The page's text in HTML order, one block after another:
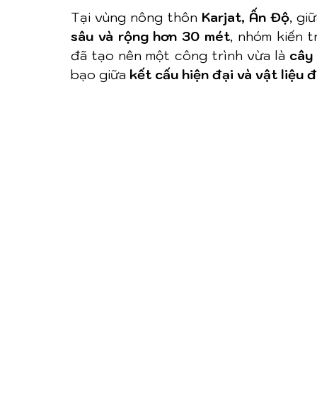
Tại vùng nông thôn Karjat, Ấn Độ,
sâu và rộng hơn 30 mét, nhóm kiến
đã tạo nên một công trình vừa là cây
bạo giữa kết cấu hiện đại và vật liệu